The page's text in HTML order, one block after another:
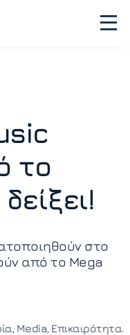
το
στο
από το Mega
Media Επικαιρότητα